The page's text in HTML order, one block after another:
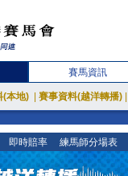
賽馬資訊
(本地) 賽事資料(越洋轉播)
即時賠率 練馬師分場表